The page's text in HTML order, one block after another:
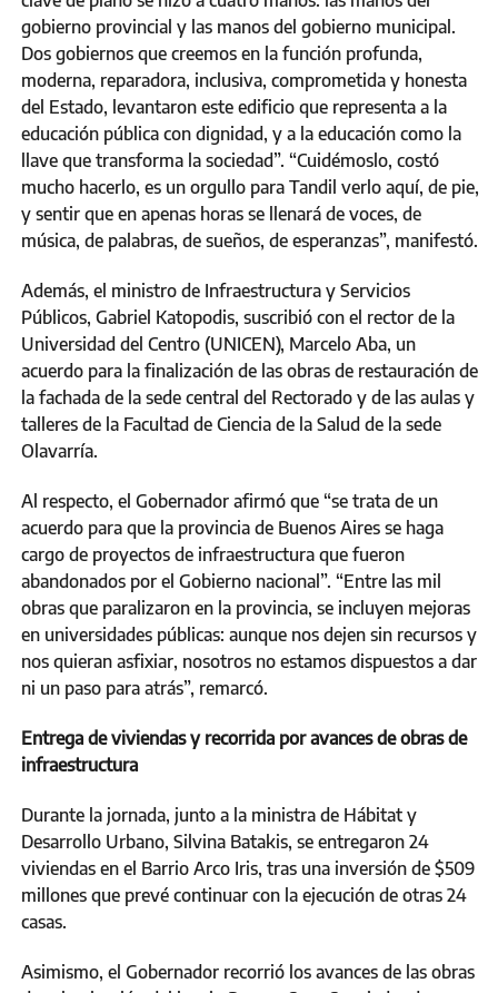
gobierno provincial y las manos del gobierno municipal.
Dos gobiernos que creemos en la función profunda,
moderna, reparadora, inclusiva, comprometida y honesta
del Estado, levantaron este edificio que representa a la
educación pública con dignidad, y a la educación como la
llave que transforma la sociedad”. “Cuidémoslo, costó
mucho hacerlo, es un orgullo para Tandil verlo aquí, de pie,
y sentir que en apenas horas se llenará de voces, de
música, de palabras, de sueños, de esperanzas”, manifestó.
Además, el ministro de Infraestructura y Servicios
Públicos, Gabriel Katopodis, suscribió con el rector de la
Universidad del Centro (UNICEN), Marcelo Aba, un
acuerdo para la finalización de las obras de restauración de
la fachada de la sede central del Rectorado y de las aulas y
talleres de la Facultad de Ciencia de la Salud de la sede
Olavarría.
Al respecto, el Gobernador afirmó que “se trata de un
acuerdo para que la provincia de Buenos Aires se haga
cargo de proyectos de infraestructura que fueron
abandonados por el Gobierno nacional”. “Entre las mil
obras que paralizaron en la provincia, se incluyen mejoras
en universidades públicas: aunque nos dejen sin recursos y
nos quieran asfixiar, nosotros no estamos dispuestos a dar
ni un paso para atrás”, remarcó.
Entrega de viviendas y recorrida por avances de obras de
infraestructura
Durante la jornada, junto a la ministra de Hábitat y
Desarrollo Urbano, Silvina Batakis, se entregaron 24
viviendas en el Barrio Arco Iris, tras una inversión de $509
millones que prevé continuar con la ejecución de otras 24
casas.
Asimismo, el Gobernador recorrió los avances de las obras